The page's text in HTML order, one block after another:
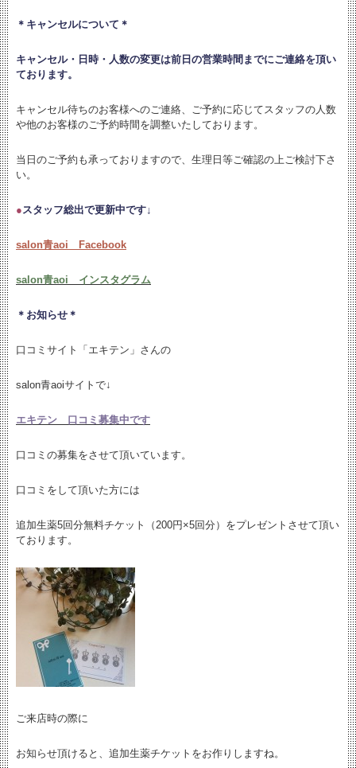
＊キャンセルについて＊
キャンセル・日時・人数の変更は前日の営業時間までにご連絡を頂い
ております。
キャンセル待ちのお客様へのご連絡、ご予約に応じてスタッフの人数
や他のお客様のご予約時間を調整いたしております。
当日のご予約も承っておりますので、生理日等ご確認の上ご検討下さ
い。
●スタッフ総出で更新中です↓
salon青aoi Facebook
salon青aoi インスタグラム
＊お知らせ＊
口コミサイト「エキテン」さんの
salon青aoiサイトで↓
エキテン 口コミ募集中です
口コミの募集をさせて頂いています。
口コミをして頂いた方には
追加生薬5回分無料チケット（200円×5回分）をプレゼントさせて頂い
ております。
ご来店時の際に
お知らせ頂けると、追加生薬チケットをお作りしますね。